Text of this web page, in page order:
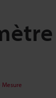
Mesure